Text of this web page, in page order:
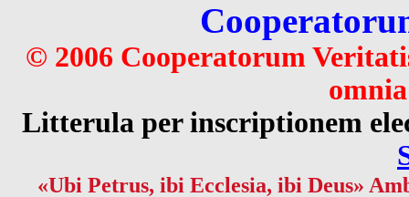
© 2006 Cooperatorum
Litterula per inscriptionem
«Ubi Petrus, ibi Ecclesia, ibi Deus»